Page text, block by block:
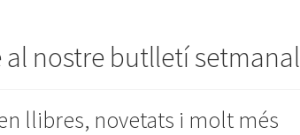
al nostre butlletí setmanal
llibres, novetats i molt més